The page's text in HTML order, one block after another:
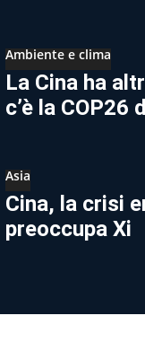
Ambiente e clima
La Cina ha
c’è la COP26
Asia
Cina, la crisi
preoccupa Xi